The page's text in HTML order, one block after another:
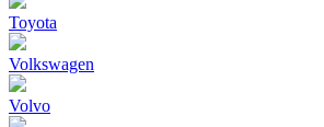
Toyota
Volkswagen
Volvo